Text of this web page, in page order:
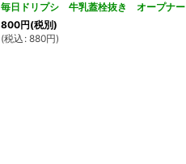
毎日ドリプシ 牛乳蓋栓抜き オープ
800円(税別)
(税込 : 880円)